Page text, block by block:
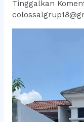
Tinggalkan